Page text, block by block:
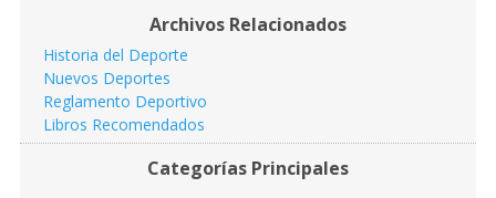
Archivos Relacionados
Historia del Deporte
Nuevos Deportes
Reglamento Deportivo
Libros Recomendados
Categorías Principales